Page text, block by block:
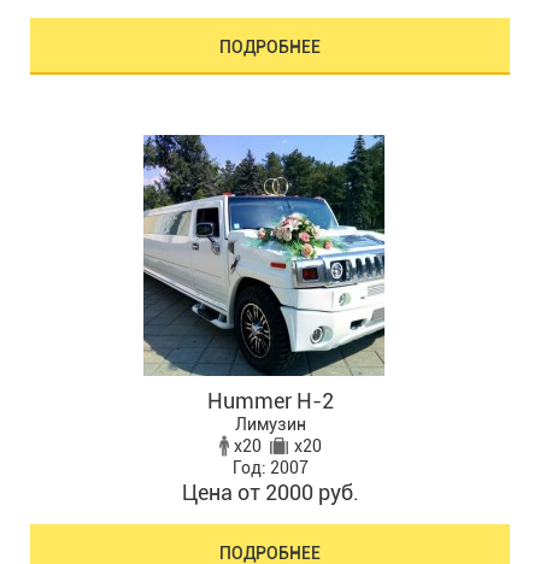
ПОДРОБНЕЕ
Hummer H-2
Лимузин
x20
x20
Год: 2007
Цена от 2000 руб.
ПОДРОБНЕЕ